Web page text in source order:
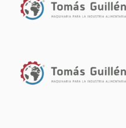
Procesador De
Producción De